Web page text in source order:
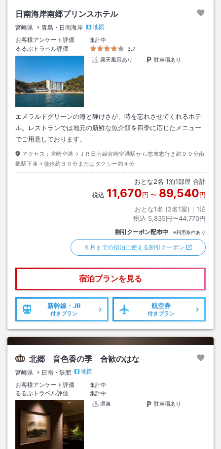
日南海岸南郷プリンスホテル
宮崎県 青島・日南海岸
地図
お客様アンケート評価
集計中
るるぶトラベル評価
3.7
露天風呂あり
駐車場あり
エメラルドグリーンの海と静けさが、時を忘れさせてくれるホテ
ル。レストランでは地元の新鮮な魚介類を四季に応じたメニュー
でご用意しております。
アクセス： 宮崎空港→ＪＲ日南線宮崎空港駅から志布志行き約９０分南
郷駅下車→徒歩約３０分またはタクシー約４分
おとな2名 1泊1部屋 合計
税込 11,670円 〜 89,540円
おとな1名 (2名1室)｜ 1泊
税込 5,835円〜44,770円
割引クーポン配布中 ※利用条件あり
９月までの宿泊に使える割引クーポン
宿泊プランを見る
新幹線・JR
付きプラン
航空券
付きプラン
北郷 音色香の季 合歓のはな
宮崎県 日南・飫肥
地図
お客様アンケート評価
集計中
るるぶトラベル評価
集計中
温泉
駐車場あり